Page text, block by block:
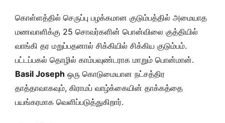
கொள்ளத்தில் செருப்பு பழக்கமான குடும்பத்தில் அமையாத
மணவாளிக்கு 25 சொவர்களின் பொன்விலை குத்தியில்
வாங்கி தர மறுப்பதனால் சிக்கியில் சிக்கிய குடும்பம்.
பட்டப்பகல் தொழில் காம்பவுண்டராக மாறும் பொன்மான்.
Basil Joseph ஒரு கொடுமையான நட்சத்திர
தாத்தாவாகவும், கிராமப் வாழ்க்கையின் தாக்கத்தை
பயங்கரமாக வெளிப்படுத்துகிறார்.